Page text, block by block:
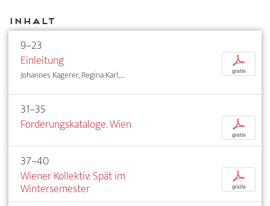
Inhalt
9–23
Einleitung
Johannes Kagerer, Regina Karl, ...
p
gratis
31–35
Forderungskataloge. Wien
p
gratis
37–40
Wiener Kollektiv: Spät im
Wintersemester
p
gratis